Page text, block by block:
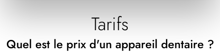
Tarifs
Quel est le prix d'un appareil dentaire ?